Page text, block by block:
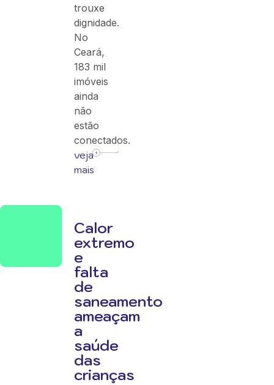
trouxe
dignidade.
No
Ceará,
183 mil
imóveis
ainda
não
estão
conectados.
veja
mais
Calor
extremo
e
falta
de
saneamento
ameaçam
a
saúde
das
crianças